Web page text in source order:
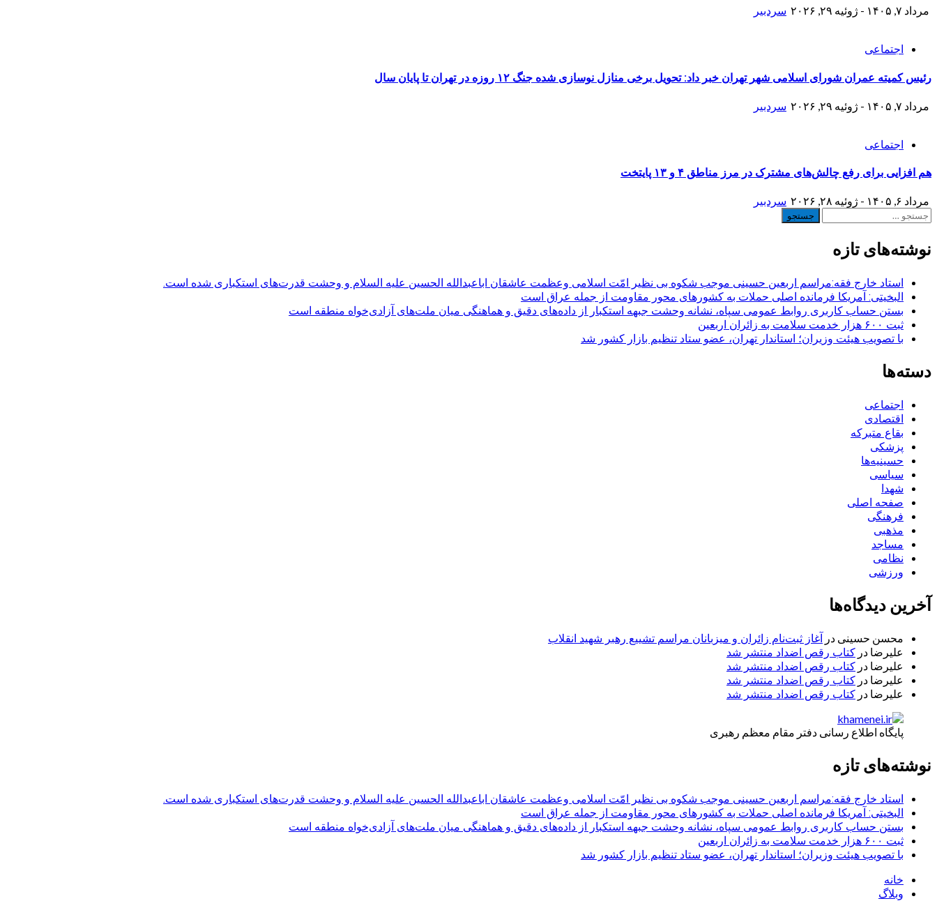
مرداد ۷, ۱۴۰۵ - ژوئیه ۲۹, ۲۰۲۶ سردبیر
اجتماعی
رئیس کمیته عمران شورای اسلامی شهر تهران خبر داد: تحویل برخی منازل نوسازی شده جنگ ۱۲ روزه در تهران تا پایان سال
مرداد ۷, ۱۴۰۵ - ژوئیه ۲۹, ۲۰۲۶ سردبیر
اجتماعی
هم افزایی برای رفع چالش‌های مشترک در مرز مناطق ۴ و ۱۳ پایتخت
مرداد ۶, ۱۴۰۵ - ژوئیه ۲۸, ۲۰۲۶
سردبیر
جستجو
نوشته‌های تازه
استاد خارج فقه:مراسم اربعین حسینی موجب شکوه بی نظیر امّت اسلامی وعظمت عاشقان اباعبدالله الحسین علیه السلام و وحشت قدرت‌های استکباری شده است.
البخیتی: آمریکا فرمانده اصلی حملات به کشورهای محور مقاومت از جمله عراق است
بستن حساب کاربری روابط عمومی سپاه، نشانه‌ وحشت جبهه استکبار از داده‌های دقیق و هماهنگی میان ملت‌های آزادی‌خواه منطقه است
ثبت ۶۰۰ هزار خدمت سلامت به زائران اربعین
با تصویب هیئت وزیران؛ استاندار تهران، عضو ستاد تنظیم بازار کشور شد
دسته‌ها
اجتماعی
اقتصادی
بقاع متبرکه
پزشکی
حسینیه‌ها
سیاسی
شهدا
صفحه اصلی
فرهنگی
مذهبی
مساجد
نظامی
ورزشی
آخرین دیدگاه‌ها
محسن حسینی در آغاز ثبت‌نام زائران و میزبانان مراسم تشییع رهبر شهید انقلاب
علیرضا در کتاب رقص اضداد منتشر شد
علیرضا در کتاب رقص اضداد منتشر شد
علیرضا در کتاب رقص اضداد منتشر شد
علیرضا در کتاب رقص اضداد منتشر شد
پایگاه اطلاع رسانی دفتر مقام معظم رهبری
نوشته‌های تازه
استاد خارج فقه:مراسم اربعین حسینی موجب شکوه بی نظیر امّت اسلامی وعظمت عاشقان اباعبدالله الحسین علیه السلام و وحشت قدرت‌های استکباری شده است.
البخیتی: آمریکا فرمانده اصلی حملات به کشورهای محور مقاومت از جمله عراق است
بستن حساب کاربری روابط عمومی سپاه، نشانه‌ وحشت جبهه استکبار از داده‌های دقیق و هماهنگی میان ملت‌های آزادی‌خواه منطقه است
ثبت ۶۰۰ هزار خدمت سلامت به زائران اربعین
با تصویب هیئت وزیران؛ استاندار تهران، عضو ستاد تنظیم بازار کشور شد
خانه
وبلاگ